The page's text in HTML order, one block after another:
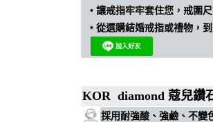
•讓戒指牢牢套住您，戒圍
•從選購結婚戒指或禮物，
KOR diamond 蔻兒鑽
採用耐強酸、強鹼、不變